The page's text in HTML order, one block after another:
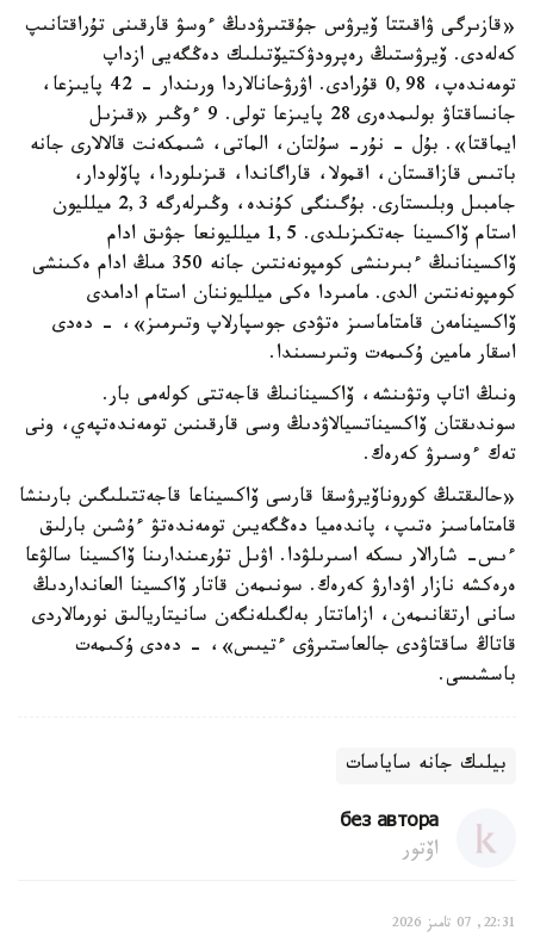
«قازىرگى ۋاقىتتا ۆيرۋس جۇقتىرۋدىڭ ءوسۋ قارقىنى تۇراقتانىپ
كەلەدى. ۆيرۋستىڭ رەپرودۋكتيۆتىلىك دەڭگەيى ازداپ
تومەندەپ، 0,98 قۇرادى. اۋرۋحانالاردا ورىندار - 42 پايىزعا،
جانساقتاۋ بولىمدەرى 28 پايىزعا تولى. 9 ءوڭىر «قىزىل
ايماقتا». بۇل - نۇر- سۇلتان، الماتى، شىمكەنت قالالارى جانە
باتىس قازاقستان، اقمولا، قاراگاندا، قىزىلوردا، پاۆلودار،
جامبىل وبلىستارى. بۇگىنگى كۇندە، وڭىرلەرگە 2,3 ميلليون
استام ۆاكسينا جەتكىزىلدى. 1,5 ميلليونعا جۋىق ادام
ۆاكسينانىڭ ءبىرىنشى كومپونەنتىن جانە 350 مىڭ ادام ەكىنشى
كومپونەنتىن الدى. مامىردا ەكى ميلليوننان استام ادامدى
ۆاكسينامەن قامتاماسىز ەتۋدى جوسپارلاپ وتىرمىز»، - دەدى
اسقار مامين ۇكىمەت وتىرىسىندا.
ونىڭ اتاپ وتۋىنشە، ۆاكسينانىڭ قاجەتتى كولەمى بار.
سوندىقتان ۆاكسيناتسيالاۋدىڭ وسى قارقىنىن تومەندەتپەي، ونى
تەك ءوسىرۋ كەرەك.
«حالىقتىڭ كوروناۆيرۋسقا قارسى ۆاكسيناعا قاجەتتىلىگىن بارىنشا
قامتاماسىز ەتىپ، پاندەميا دەڭگەيىن تومەندەتۋ ءۇشىن بارلىق
ءىس- شارالار ىسكە اسىرىلۋدا. اۋىل تۇرعىندارىنا ۆاكسينا سالۋعا
ەرەكشە نازار اۋدارۋ كەرەك. سونىمەن قاتار ۆاكسينا العانداردىڭ
سانى ارتقانىمەن، ازاماتتار بەلگىلەنگەن سانيتاريالىق نورمالاردى
قاتاڭ ساقتاۋدى جالعاستىرۋى ءتيىس»، - دەدى ۇكىمەت
باسشىسى.
بيلىك جانە ساياسات
без автора
اۆتور
22:31, 07 تامىز 2026